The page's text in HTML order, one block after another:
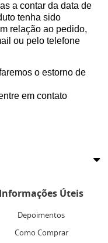
a contar da data de
tenha sido
relação ao pedido,
ou pelo telefone
o estorno de
em contato
Informações Úteis
Depoimentos
Como Comprar